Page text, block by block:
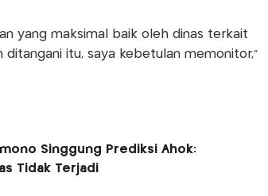
yang maksimal baik oleh dinas terkait
ditangani itu, saya kebetulan memonitor,"
Singgung Prediksi Ahok:
Tidak Terjadi